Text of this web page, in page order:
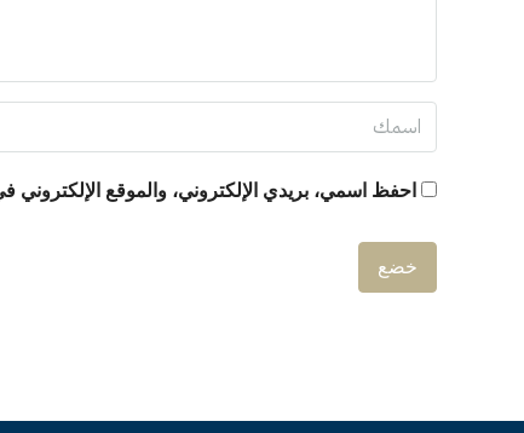
احفظ اسمي، بريدي الإلكتروني، والموقع الإلكتروني